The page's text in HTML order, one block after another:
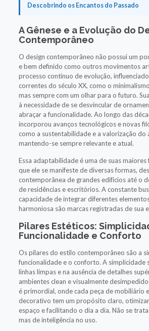
Descobrindo os Encantos do Passado
A Gênese e a Evolução do
Contemporâneo
O design contemporâneo não possui um
e bem definido como outros movimentos
processo contínuo de evolução,
correntes do século XX, como o
mas sempre com um olhar para o futuro.
à necessidade de se desvincular de
abraçar a funcionalidade. Ao longo das
incorporou avanços tecnológicos e novas
como a sustentabilidade e a valorização do
mantendo-se sempre relevante e atual.
Essa adaptabilidade é uma de suas
que ele se manifeste de diversas formas,
contemporânea de grandes edifícios até o
de residências e escritórios. A constante
capacidade de integrar diferentes
harmoniosa são marcas registradas de sua
Pilares Estéticos:
Funcionalidade e Conforto
Os pilares do estilo contemporâneo são a
funcionalidade e o conforto. A simplicidade
linhas limpas e na ausência de detalhes
ambientes clean e visualmente
é primordial, onde cada peça de mobiliário
decorativo tem um propósito claro,
espaço e facilitando o dia a dia. Não se
mas de inteligência no uso.